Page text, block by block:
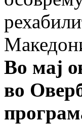
Во мај
во